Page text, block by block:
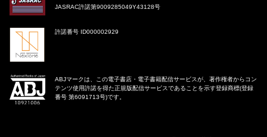
JASRAC許諾第9009285049Y43128号
許諾番号 ID000002929
ABJマークは、この電子書店・電子書籍配信サービスが、著作権者からコン
テンツ使用許諾を得た正規版配信サービスであることを示す登録商標(登録
番号 第6091713号)です。